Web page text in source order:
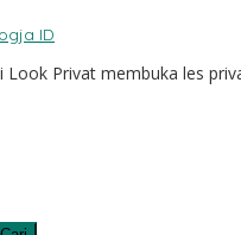
ID
Privat membuka les